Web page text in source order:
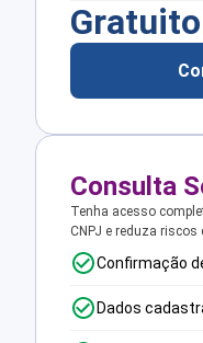
Gratuito
Consulta
Tenha acesso
CNPJ e reduza riscos
Confirmação
Dados